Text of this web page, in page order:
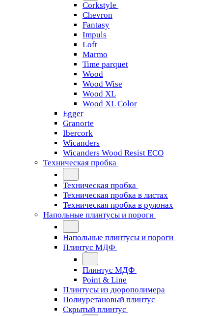
Corkstyle
Chevron
Fantasy
Impuls
Loft
Marmo
Time parquet
Wood
Wood Wise
Wood XL
Wood XL Color
Egger
Granorte
Ibercork
Wicanders
Wicanders Wood Resist ECO
Техническая пробка
Техническая пробка
Техническая пробка в листах
Техническая пробка в рулонах
Напольные плинтусы и пороги
Напольные плинтусы и пороги
Плинтус МДФ
Плинтус МДФ
Point & Line
Плинтусы из дюрополимера
Полиуретановый плинтус
Скрытый плинтус